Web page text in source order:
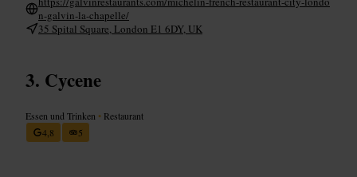
n-galvin-la-chapelle/
35 Spital Square, London E1 6DY, UK
Cycene
Essen und Trinken • Restaurant
4,8
5